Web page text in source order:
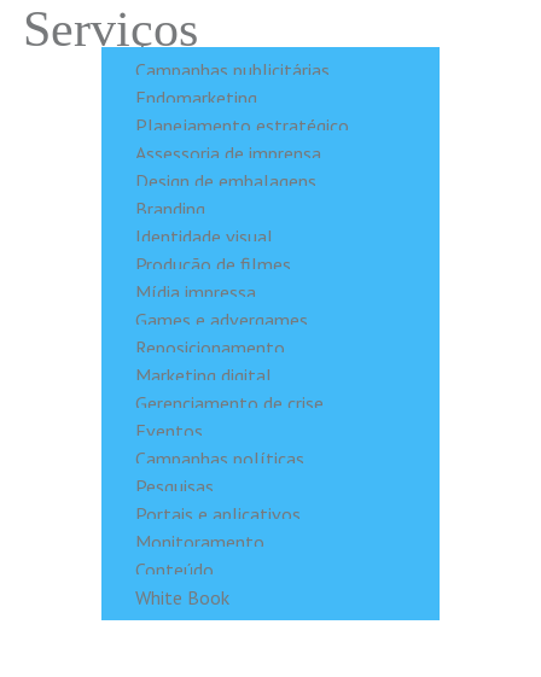
Serviços
Campanhas publicitárias
Endomarketing
Planejamento estratégico
Assessoria de imprensa
Design de embalagens
Branding
Identidade visual
Produção de filmes
Mídia impressa
Games e advergames
Reposicionamento
Marketing digital
Gerenciamento de crise
Eventos
Campanhas políticas
Pesquisas
Portais e aplicativos
Monitoramento
Conteúdo
White Book